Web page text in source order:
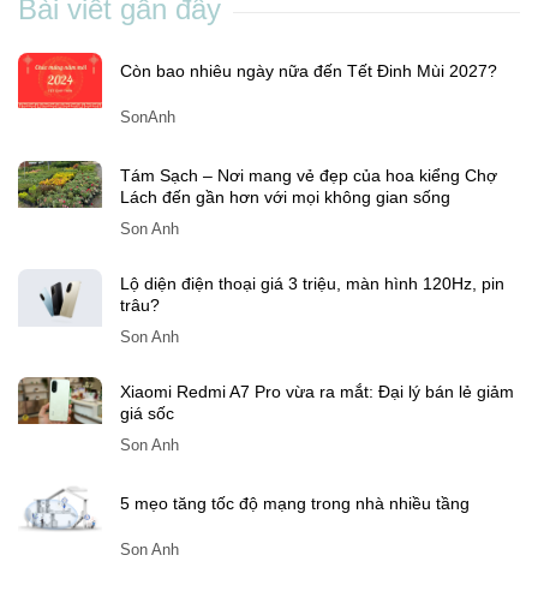
Bài viết gần đây
Còn bao nhiêu ngày nữa đến Tết Đinh Mùi 2027?
Tám Sạch – Nơi mang vẻ đẹp của hoa kiểng Chợ
Lách đến gần hơn với mọi không gian sống
Son Anh
Lộ diện điện thoại giá 3 triệu, màn hình 120Hz, pin
trâu?
Son Anh
Xiaomi Redmi A7 Pro vừa ra mắt: Đại lý bán lẻ giảm
giá sốc
Son Anh